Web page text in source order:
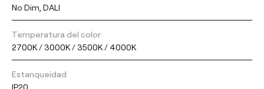
No Dim, DALI
Temperatura del color
2700K / 3000K / 3500K / 4000K
Estanqueidad